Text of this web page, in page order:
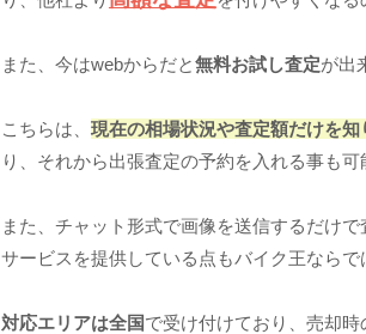
また、今はwebからだと無料お試し査定が出
こちらは、 現在の相場状況や査定額だけを
り、それから出張査定の予約を入れる事も可
また、チャット形式で画像を送信するだけ
サービスを提供している点もバイク王ならで
対応エリアは全国で受け付けており、売却